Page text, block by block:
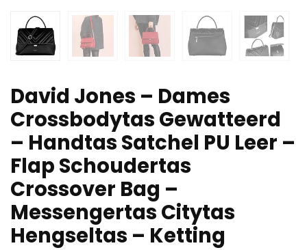
David Jones – Dames
Crossbodytas Gewatteerd
– Handtas Satchel PU Leer –
Flap Schoudertas
Crossover Bag –
Messengertas Citytas
Hengseltas – Ketting